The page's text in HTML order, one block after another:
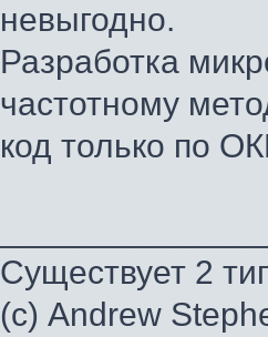
невыгодно.
Разработка
частотному
код только по
Существует 2
(с) Andrew